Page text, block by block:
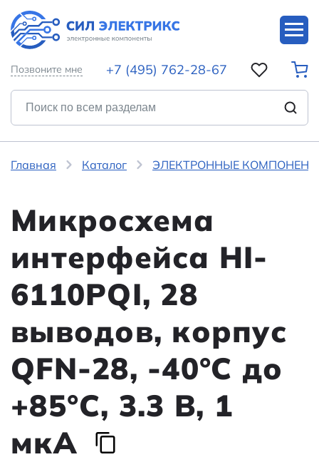
Позвоните мне +7 (495) 762-28-67
Главная Каталог ЭЛЕКТРОННЫЕ
Микросхема
интерфейса HI-
6110PQI, 28
выводов, корпус
QFN-28, -40°C до
+85°C, 3.3 В, 1
мкА